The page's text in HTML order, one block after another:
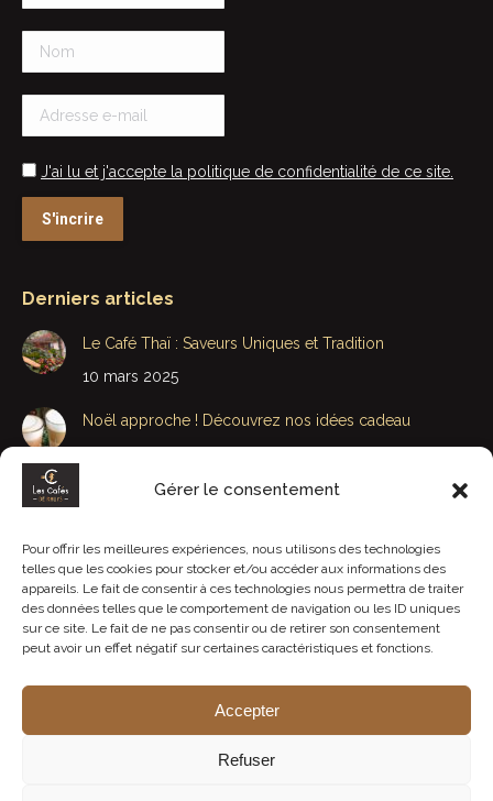
Gérer le consentement
Pour offrir les meilleures expériences, nous utilisons des technologies
telles que les cookies pour stocker et/ou accéder aux informations des
appareils. Le fait de consentir à ces technologies nous permettra de traiter
des données telles que le comportement de navigation ou les ID uniques
sur ce site. Le fait de ne pas consentir ou de retirer son consentement
peut avoir un effet négatif sur certaines caractéristiques et fonctions.
Accepter
Refuser
J'ai lu et j'accepte la politique de confidentialité de ce site.
Derniers articles
Le Café Thaï : Saveurs Uniques et Tradition
10 mars 2025
Noël approche ! Découvrez nos idées cadeau
Bonne Fête Papa et Beau-Papa
Bonne fête Maman et Belle-Maman : J-4
3 juin 2020